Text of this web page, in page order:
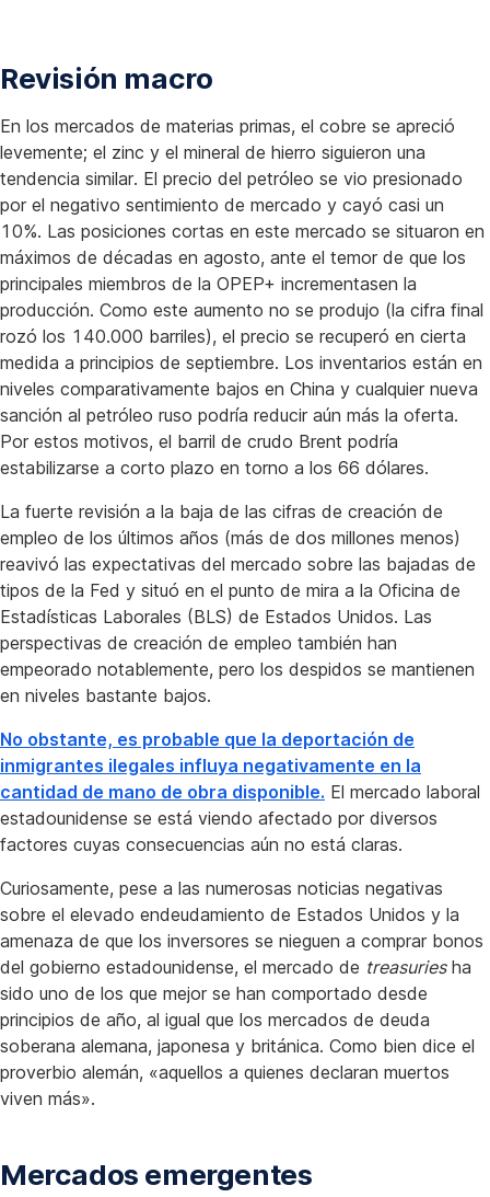
Revisión macro
En los mercados de materias primas, el cobre se apreció
levemente; el zinc y el mineral de hierro siguieron una
tendencia similar. El precio del petróleo se vio presionado
por el negativo sentimiento de mercado y cayó casi un
10%. Las posiciones cortas en este mercado se situaron en
máximos de décadas en agosto, ante el temor de que los
principales miembros de la OPEP+ incrementasen la
producción. Como este aumento no se produjo (la cifra final
rozó los 140.000 barriles), el precio se recuperó en cierta
medida a principios de septiembre. Los inventarios están en
niveles comparativamente bajos en China y cualquier nueva
sanción al petróleo ruso podría reducir aún más la oferta.
Por estos motivos, el barril de crudo Brent podría
estabilizarse a corto plazo en torno a los 66 dólares.
La fuerte revisión a la baja de las cifras de creación de
empleo de los últimos años (más de dos millones menos)
reavivó las expectativas del mercado sobre las bajadas de
tipos de la Fed y situó en el punto de mira a la Oficina de
Estadísticas Laborales (BLS) de Estados Unidos. Las
perspectivas de creación de empleo también han
empeorado notablemente, pero los despidos se mantienen
en niveles bastante bajos.
No obstante, es probable que la deportación de
inmigrantes ilegales influya negativamente en la
cantidad de mano de obra disponible. El mercado laboral
estadounidense se está viendo afectado por diversos
factores cuyas consecuencias aún no está claras.
Curiosamente, pese a las numerosas noticias negativas
sobre el elevado endeudamiento de Estados Unidos y la
amenaza de que los inversores se nieguen a comprar bonos
del gobierno estadounidense, el mercado de treasuriesha
sido uno de los que mejor se han comportado desde
principios de año, al igual que los mercados de deuda
soberana alemana, japonesa y británica. Como bien dice el
proverbio alemán, «aquellos a quienes declaran muertos
viven más».
Mercados emergentes